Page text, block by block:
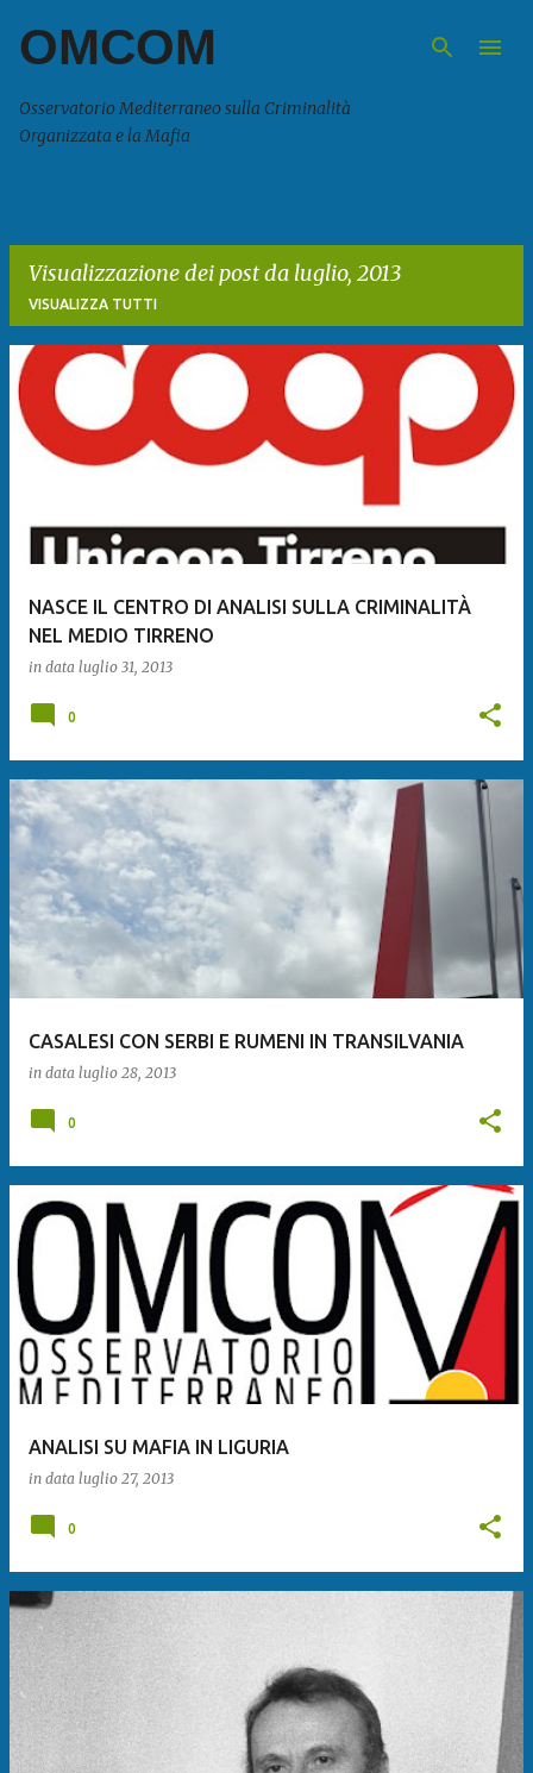
Passa ai contenuti principali
OMCOM
Osservatorio Mediterraneo sulla Criminalità
Organizzata e la Mafia
Visualizzazione dei post da luglio, 2013
VISUALIZZA TUTTI
P
NASCE IL CENTRO DI ANALISI SULLA CRIMINALITÀ
NEL MEDIO TIRRENO
in data luglio 31, 2013
0
CASALESI CON SERBI E RUMENI IN TRANSILVANIA
in data luglio 28, 2013
0
ANALISI SU MAFIA IN LIGURIA
in data luglio 27, 2013
0